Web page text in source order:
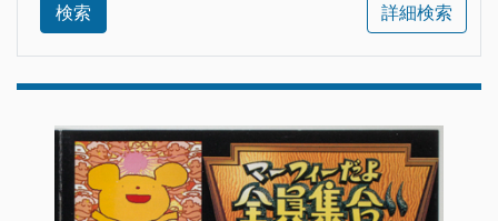
検索 詳細検索